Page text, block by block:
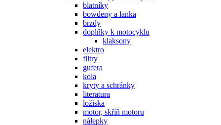
blatníky
bowdeny a lanka
brzdy
doplňky k motocyklu
klaksony
elektro
filtry
gufera
kola
kryty a schránky
literatura
ložiska
motor, skříň motoru
nálepky